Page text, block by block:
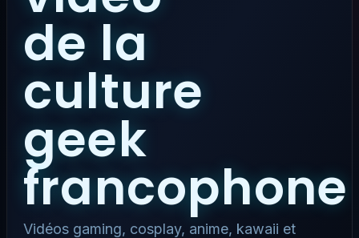
de la
culture
geek
francophone
Vidéos gaming, cosplay, anime, kawaii et